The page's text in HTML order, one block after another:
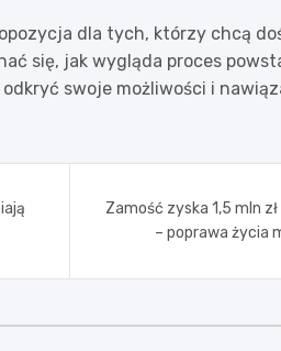
dla tych, którzy chcą
się, jak wygląda proces
swoje możliwości i
Zamość zyska 1,5 mln
– poprawa życia